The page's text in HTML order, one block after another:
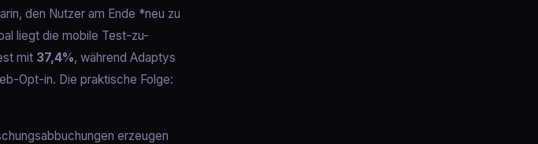
den Nutzer am Ende *neu zu
liegt die mobile Test-zu-
mit 37,4%, während Adaptys
Opt-in. Die praktische Folge:
erzeugen